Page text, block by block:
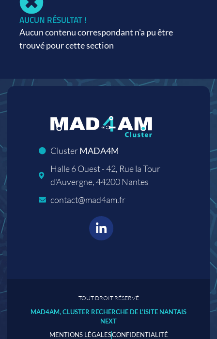
AUCUN RÉSULTAT !
Aucun contenu correspondant n'a pu être
trouvé pour cette section
ClusterMADA4M
Halle 6 Ouest - 42, Rue la Tour
d'Auvergne, 44200 Nantes
contact@mad4am.fr
TOUT DROIT RÉSERVÉ
MAD4AM, CLUSTER RECHERCHE DE L'ISITE NANTAIS
NEXT
MENTIONS LÉGALESCONFIDENTIALITÉ